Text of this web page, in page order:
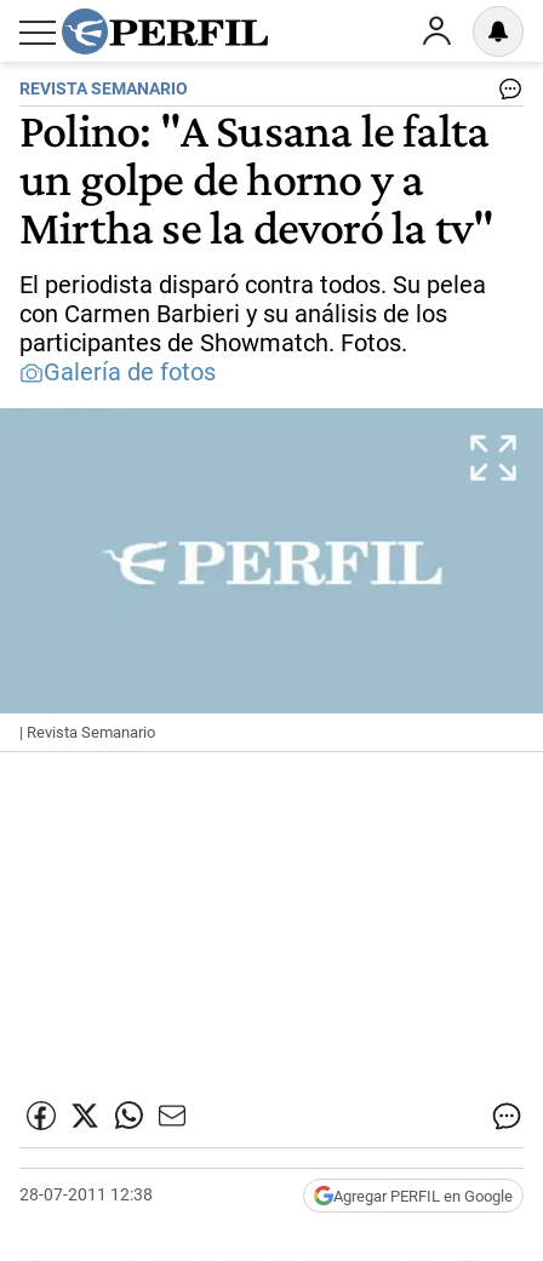
REVISTA SEMANARIO
Polino: "A Susana le falta
un golpe de horno y a
Mirtha se la devoró la tv"
El periodista disparó contra todos. Su pelea
con Carmen Barbieri y su análisis de los
participantes de Showmatch. Fotos.
Galería de fotos
| Revista Semanario
28-07-2011 12:38 Agregar PERFIL en Google